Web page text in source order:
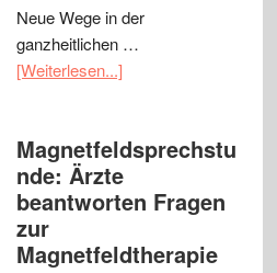
Neue Wege in der
ganzheitlichen …
[Weiterlesen...]
Magnetfeldsprechstu
nde: Ärzte
beantworten Fragen
zur
Magnetfeldtherapie